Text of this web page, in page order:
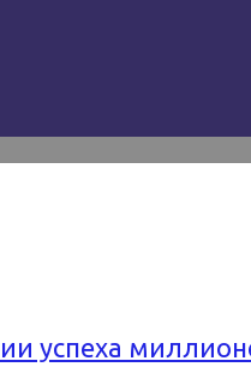
успеха